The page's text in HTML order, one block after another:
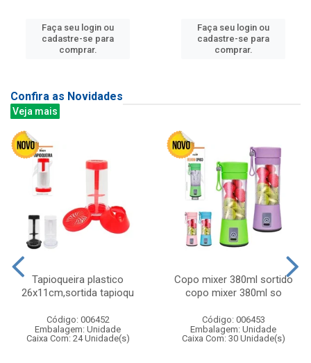
Faça seu login ou
cadastre-se para
comprar.
Faça seu login ou
cadastre-se para
comprar.
Confira as Novidades
Veja mais
Tapioqueira plastico
26x11cm,sortida tapioqu
Código: 006452
Embalagem: Unidade
Caixa Com: 24 Unidade(s)
Copo mixer 380ml sortido
copo mixer 380ml so
Código: 006453
Embalagem: Unidade
Caixa Com: 30 Unidade(s)